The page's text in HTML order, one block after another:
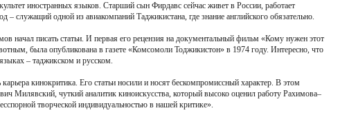
иностранных языков. Старший сын Фирдавс сейчас живет в России, работает
– служащий одной из авиакомпаний Таджикистана, где знание английского обязательно.
начал писать статьи. И первая его рецензия на документальный фильм «Кому нужен этот
была опубликована в газете «Комсомоли Тоджикистон» в 1974 году. Интересно, что
– таджикском и русском.
кинокритика. Его статьи носили и носят бескомпромиссный характер. В этом
Милявский, чуткий аналитик киноискусства, который высоко оценил работу Рахимова–
творческой индивидуальностью в нашей критике».